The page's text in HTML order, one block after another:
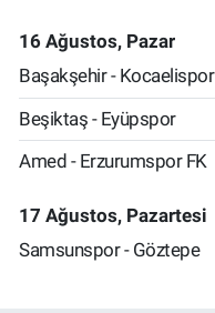
16 Ağustos, Pazar
Başakşehir - Kocaelispor
Beşiktaş - Eyüpspor
Amed - Erzurumspor FK
17 Ağustos, Pazartesi
Samsunspor - Göztepe